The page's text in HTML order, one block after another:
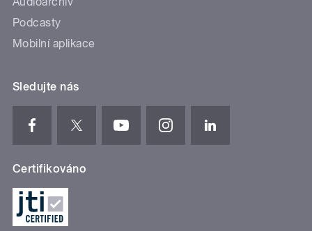
Podcasty
Mobilní aplikace
Sledujte nás
Certifikováno